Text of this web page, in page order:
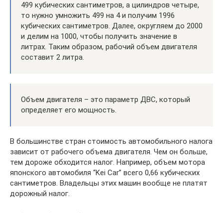
499 кубических сантиметров, а цилиндров четыре,
то нужно умножить 499 на 4 и получим 1996
кубических сантиметров. Далее, округляем до 2000
и делим на 1000, чтобы получить значение в
литрах. Таким образом, рабочий объем двигателя
составит 2 литра.
Объем двигателя – это параметр ДВС, который
определяет его мощность.
В большинстве стран стоимость автомобильного налога
зависит от рабочего объема двигателя. Чем он больше,
тем дороже обходится налог. Например, объем мотора
японского автомобиля “Kei Car” всего 0,66 кубических
сантиметров. Владельцы этих машин вообще не платят
дорожный налог.